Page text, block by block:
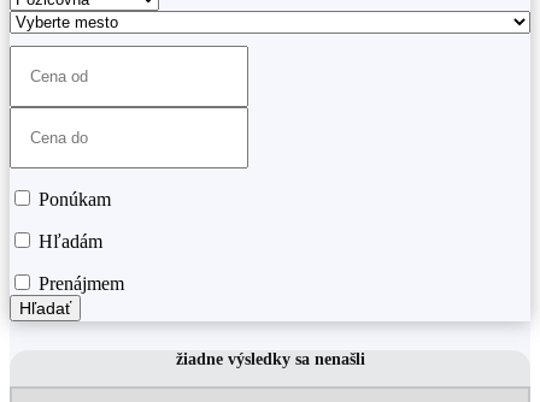
Ponúkam
Hľadám
Prenájmem
Hľadať
žiadne výsledky sa nenašli